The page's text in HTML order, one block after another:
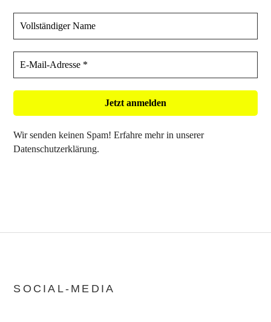
Wir senden keinen Spam! Erfahre mehr in unserer
Datenschutzerklärung.
SOCIAL-MEDIA